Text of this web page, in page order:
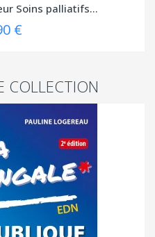
Soins palliatifs...
€
COLLECTION